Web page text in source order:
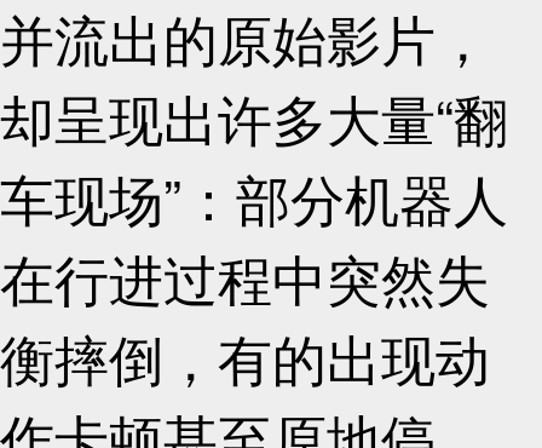
并流出的原始影片，
却呈现出许多大量“翻
车现场”：部分机器人
在行进过程中突然失
衡摔倒，有的出现动